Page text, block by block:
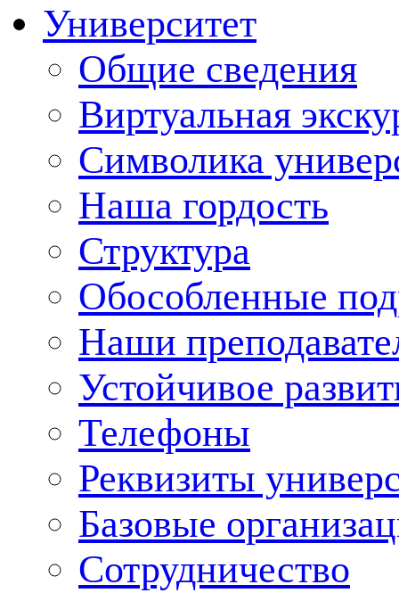
Университет
Общие сведения
Виртуальная
Символика
Наша гордость
Структура
Обособленные
Наши
Устойчивое
Телефоны
Реквизиты
Базовые
Сотрудничество